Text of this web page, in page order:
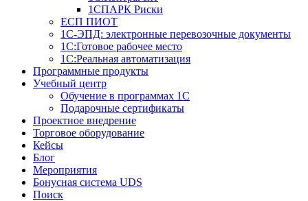
1СПАРК Риски
ЕСП ПИОТ
1С-ЭПД: электронные перевозочные документы
1С:Готовое рабочее место
1С:Реальная автоматизация
Программные продукты
Учебный центр
Обучение в программах 1С
Подарочные сертификаты
Проектное внедрение
Торговое оборудование
Кейсы
Блог
Мероприятия
Бонусная система UDS
Поиск